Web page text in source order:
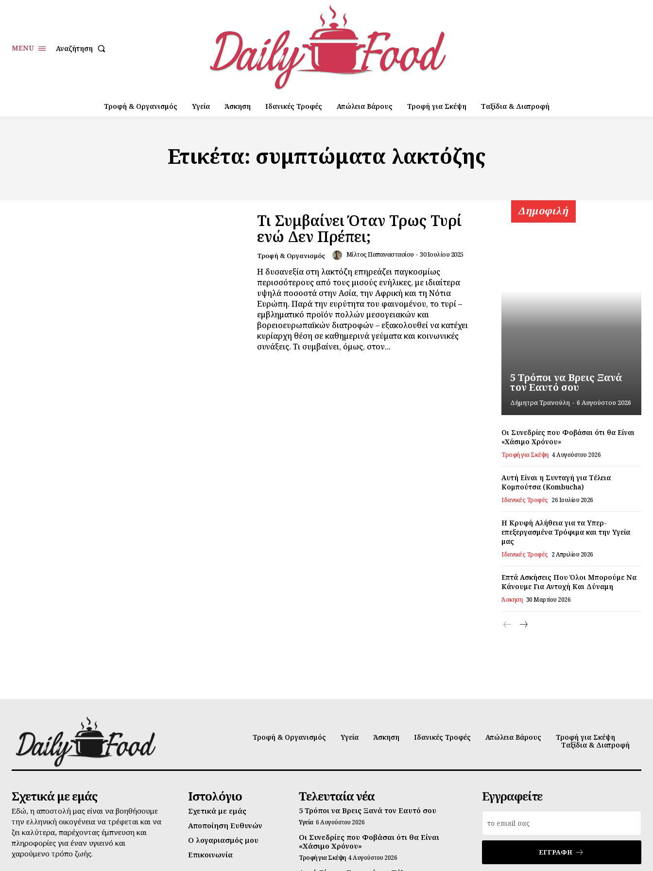
MENU Αναζήτηση
Τροφή & Οργανισμός Υγεία Άσκηση Ιδανικές Τροφές Απώλεια Βάρους Τροφή για Σκέψη Ταξίδια & Διατροφή
Ετικέτα: συμπτώματα λακτόζης
Τι Συμβαίνει Όταν Τρως Τυρί
ενώ Δεν Πρέπει;
Τροφή & Οργανισμός Μίλτος Παπαναστασίου - 30 Ιουλίου 2025
Η δυσανεξία στη λακτόζη επηρεάζει παγκοσμίως
περισσότερους από τους μισούς ενήλικες, με ιδιαίτερα
υψηλά ποσοστά στην Ασία, την Αφρική και τη Νότια
Ευρώπη. Παρά την ευρύτητα του φαινομένου, το τυρί –
εμβληματικό προϊόν πολλών μεσογειακών και
βορειοευρωπαϊκών διατροφών – εξακολουθεί να κατέχει
κυρίαρχη θέση σε καθημερινά γεύματα και κοινωνικές
συνάξεις. Τι συμβαίνει, όμως, στον...
Δημοφιλή
5 Τρόποι να Βρεις Ξανά
τον Εαυτό σου
Δήμητρα Τρανούλη - 6 Αυγούστου 2026
Οι Συνεδρίες που Φοβάσαι ότι θα Είναι
«Χάσιμο Χρόνου»
Τροφή για Σκέψη 4 Αυγούστου 2026
Αυτή Είναι η Συνταγή για Τέλεια
Κομπούτσα (Kombucha)
Ιδανικές Τροφές 26 Ιουλίου 2026
Η Κρυφή Αλήθεια για τα Υπερ-
επεξεργασμένα Τρόφιμα και την Υγεία
μας
Ιδανικές Τροφές 2 Απριλίου 2026
Επτά Ασκήσεις Που Όλοι Μπορούμε Να
Κάνουμε Για Αντοχή Και Δύναμη
Άσκηση 30 Μαρτίου 2026
Τροφή & Οργανισμός Υγεία Άσκηση Ιδανικές Τροφές Απώλεια Βάρους
Τροφή για Σκέψη
Ταξίδια & Διατροφή
Σχετικά με εμάς
Εδώ, η αποστολή μας είναι να βοηθήσουμε
την ελληνική οικογένεια να τρέφεται και να
ζει καλύτερα, παρέχοντας έμπνευση και
πληροφορίες για έναν υγιεινό και
χαρούμενο τρόπο ζωής.
Ιστολόγιο
Σχετικά με εμάς
Αποποίηση Ευθυνών
Ο λογαριασμός μου
Επικοινωνία
Τελευταία νέα
5 Τρόποι να Βρεις Ξανά τον Εαυτό σου
Υγεία 6 Αυγούστου 2026
Οι Συνεδρίες που Φοβάσαι ότι θα Είναι
«Χάσιμο Χρόνου»
Τροφή για Σκέψη 4 Αυγούστου 2026
Εγγραφείτε
ΕΓΓΡΑΦΉ